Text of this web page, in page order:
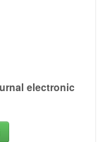
electronic